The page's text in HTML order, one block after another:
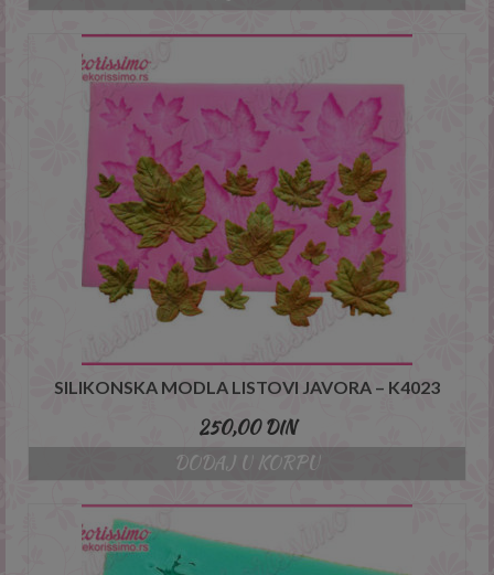
SILIKONSKA MODLA LISTOVI JAVORA – K4023
250,00DIN
DODAJ U KORPU
This will close in4seconds